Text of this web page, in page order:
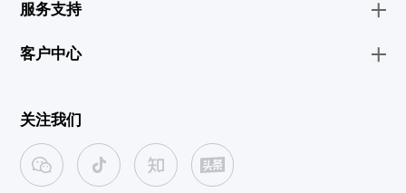
服务支持
客户中心
关注我们